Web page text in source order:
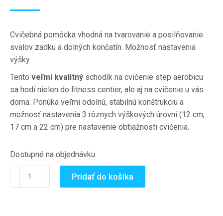
Cvičebná pomôcka vhodná na tvarovanie a posilňovanie
svalov zadku a dolných končatín. Možnosť nastavenia
výšky.
Tento veľmi kvalitný schodík na cvičenie step aerobicu
sa hodí nielen do fitness centier, ale aj na cvičenie u vás
doma. Ponúka veľmi odolnú, stabilnú konštrukciu a
možnosť nastavenia 3 rôznych výškových úrovní (12 cm,
17 cm a 22 cm) pre nastavenie obtiažnosti cvičenia.
Dostupné na objednávku
množstvo
Pridať do košíka